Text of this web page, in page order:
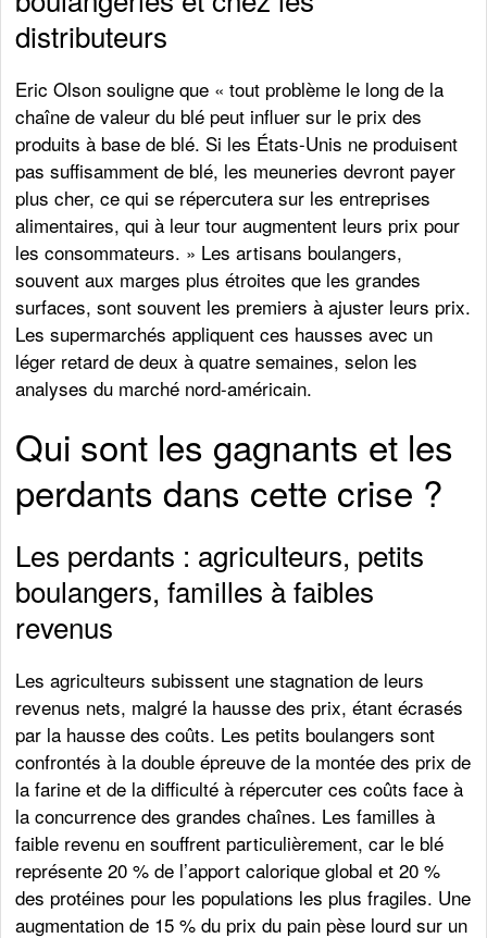
distributeurs
Eric Olson souligne que « tout problème le long de la
chaîne de valeur du blé peut influer sur le prix des
produits à base de blé. Si les États-Unis ne produisent
pas suffisamment de blé, les meuneries devront payer
plus cher, ce qui se répercutera sur les entreprises
alimentaires, qui à leur tour augmentent leurs prix pour
les consommateurs. » Les artisans boulangers,
souvent aux marges plus étroites que les grandes
surfaces, sont souvent les premiers à ajuster leurs prix.
Les supermarchés appliquent ces hausses avec un
léger retard de deux à quatre semaines, selon les
analyses du marché nord-américain.
Qui sont les gagnants et les
perdants dans cette crise ?
Les perdants : agriculteurs, petits
boulangers, familles à faibles
revenus
Les agriculteurs subissent une stagnation de leurs
revenus nets, malgré la hausse des prix, étant écrasés
par la hausse des coûts. Les petits boulangers sont
confrontés à la double épreuve de la montée des prix de
la farine et de la difficulté à répercuter ces coûts face à
la concurrence des grandes chaînes. Les familles à
faible revenu en souffrent particulièrement, car le blé
représente 20 % de l’apport calorique global et 20 %
des protéines pour les populations les plus fragiles. Une
augmentation de 15 % du prix du pain pèse lourd sur un